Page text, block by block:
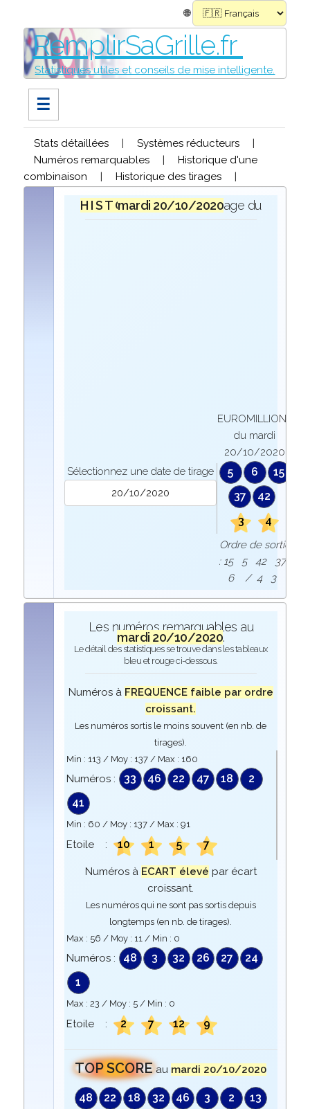
🌐
RemplirSaGrille.fr
Statistiques utiles et conseils de mise intelligente.
☰
Stats détaillées | Systèmes réducteurs
|
Numéros remarquables
|
Historique d'une
combinaison
| Historique des tirages |
H I S T O R I Q U Elors du tirage du
mardi 20/10/2020
Sélectionnez une date de tirage
EUROMILLIONS
du mardi
20/10/2020
5 6
15
37
42
3
4
Ordre de sortie
: 15 5 42 37
6 / 4 3
Les numéros remarquables au
mardi 20/10/2020.
Le détail des statistiques se trouve dans les tableaux
bleu et rouge ci-dessous.
Numéros à FREQUENCE faible par ordre
croissant.
Les numéros sortis le moins souvent (en nb. de
tirages).
Min : 113 / Moy : 137/ Max : 160
Numéros : 33 46 22 47 18
2
41
Min : 60 / Moy : 137/ Max : 91
Etoile : 10 1 5 7
Numéros à ECART élevé par écart
croissant.
Les numéros qui ne sont pas sortis depuis
longtemps (en nb. de tirages).
Max : 56 / Moy : 11/ Min : 0
Numéros : 48 3 32 26 27
24
1
Max : 23 / Moy : 5/ Min : 0
Etoile : 2 7 12 9
TOP SCORE au mardi 20/10/2020
48 22 18 32 46 3 2 13